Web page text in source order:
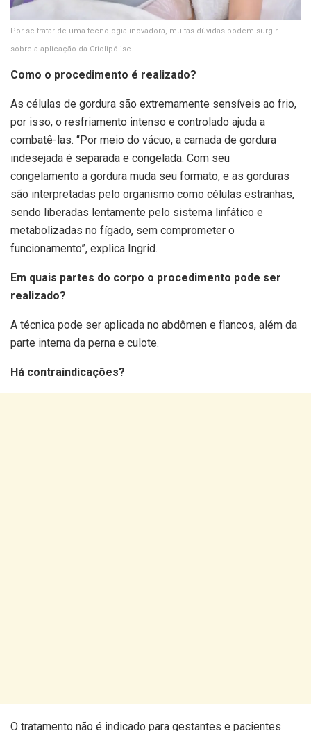
Por se tratar de uma tecnologia inovadora, muitas dúvidas podem surgir
sobre a aplicação da Criolipólise
Como o procedimento é realizado?
As células de gordura são extremamente sensíveis ao frio,
por isso, o resfriamento intenso e controlado ajuda a
combatê-las. “Por meio do vácuo, a camada de gordura
indesejada é separada e congelada. Com seu
congelamento a gordura muda seu formato, e as gorduras
são interpretadas pelo organismo como células estranhas,
sendo liberadas lentamente pelo sistema linfático e
metabolizadas no fígado, sem comprometer o
funcionamento”, explica Ingrid.
Em quais partes do corpo o procedimento pode ser
realizado?
A técnica pode ser aplicada no abdômen e flancos, além da
parte interna da perna e culote.
Há contraindicações?
O tratamento não é indicado para gestantes e pacientes